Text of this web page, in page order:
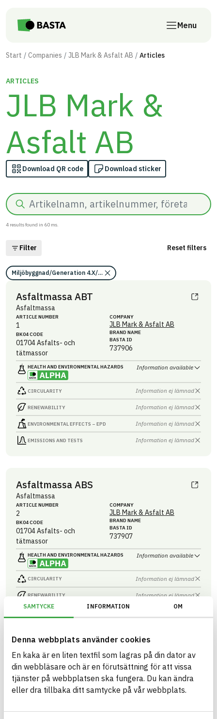
SAMTYCKE INFORMATION OM
Denna webbplats använder cookies
En kaka är en liten textfil som lagras på din dator av
din webbläsare och är en förutsättning för att vissa
tjänster på webbplatsen ska fungera. Du kan ändra
eller dra tillbaka ditt samtycke på vår webbplats.
Menu
Start Companies JLB Mark & Asfalt AB Articles
ARTICLES
JLB Mark &
Asfalt AB
Download QR code Download sticker
Search
4 results found in 60 ms.
Filter Reset filters
Miljöbyggnad/Generation 4.X/Indikator 15
Asfaltmassa ABT
Asfaltmassa
ARTICLE NUMBER
1
BK04 CODE
01704Asfalts- och
tätmassor
COMPANY
JLB Mark & Asfalt AB
BRAND NAME
BASTA ID
737906
HEALTH AND ENVIRONMENTAL HAZARDS Information available
CIRCULARITY Information ej lämnad
RENEWABILITY Information ej lämnad
ENVIRONMENTAL EFFECTS – EPD Information ej lämnad
EMISSIONS AND TESTS Information ej lämnad
Asfaltmassa ABS
Asfaltmassa
ARTICLE NUMBER
2
BK04 CODE
01704Asfalts- och
tätmassor
COMPANY
JLB Mark & Asfalt AB
BRAND NAME
BASTA ID
737907
HEALTH AND ENVIRONMENTAL HAZARDS Information available
CIRCULARITY Information ej lämnad
RENEWABILITY Information ej lämnad
Asfaltmassa AG
Asfaltmassa
ARTICLE NUMBER
BK04 CODE
COMPANY